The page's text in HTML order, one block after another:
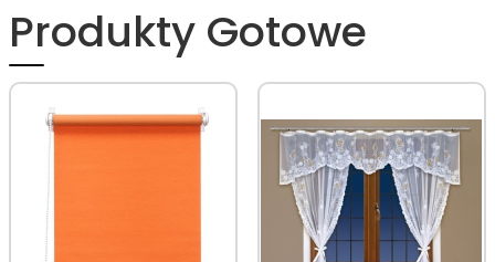
Produkty Gotowe